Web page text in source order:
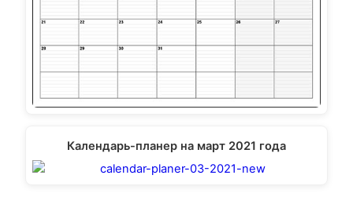
Календарь-планер на март 2021 года